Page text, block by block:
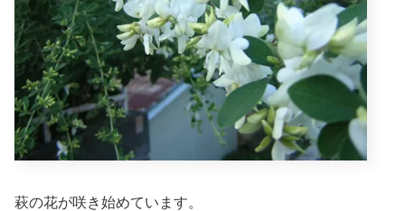
萩の花が咲き始めています。